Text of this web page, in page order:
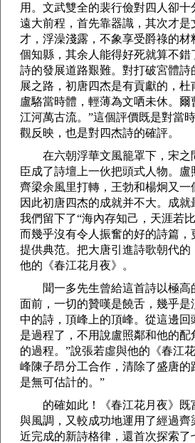
用。文武雙全的裴行儉對四人卻
遠大前程，首先靠器識，其次才是
才，浮澡淺露，不象享受爵祿的
個知縣，其余人能得好死就算不錯
詩的發展道路艱難。對打破宮體詩
展之路，初唐四杰是有貢獻的，杜
盧駱當時體，輕薄為文哂未休。
江河萬古流。”這個評價既是對當
觀反映，也是對四杰詩的確評。
在六朝浮華文風籠罩下，宋之
臣成了詩壇上一伙把頭式人物。
齊梁余風里打轉，王勃和楊炯又一
因此初唐四杰的成就并不大。成
我們留下了“海內存知己，天涯若
而幾乎沒有令人振奮的好的詩篇，
提供典范。把大唐引進詩歌朝代的
他的《春江花月夜》。
聞一多先生曾給這首詩以極高
面前，一切的贊嘆是饒舌，幾乎是
中的詩，頂峰上的頂峰。從這邊回
是過程了，不用說盧照鄰和他的配
的過程。”說張若虛與他的《春江
峰陳子昂分工合作，清除了盛唐
是無可估計的。”
的確如此！《春江花月夜》既
與風調，又較成功地運用了經過齊
近完成的新詩格律，還首次探索了